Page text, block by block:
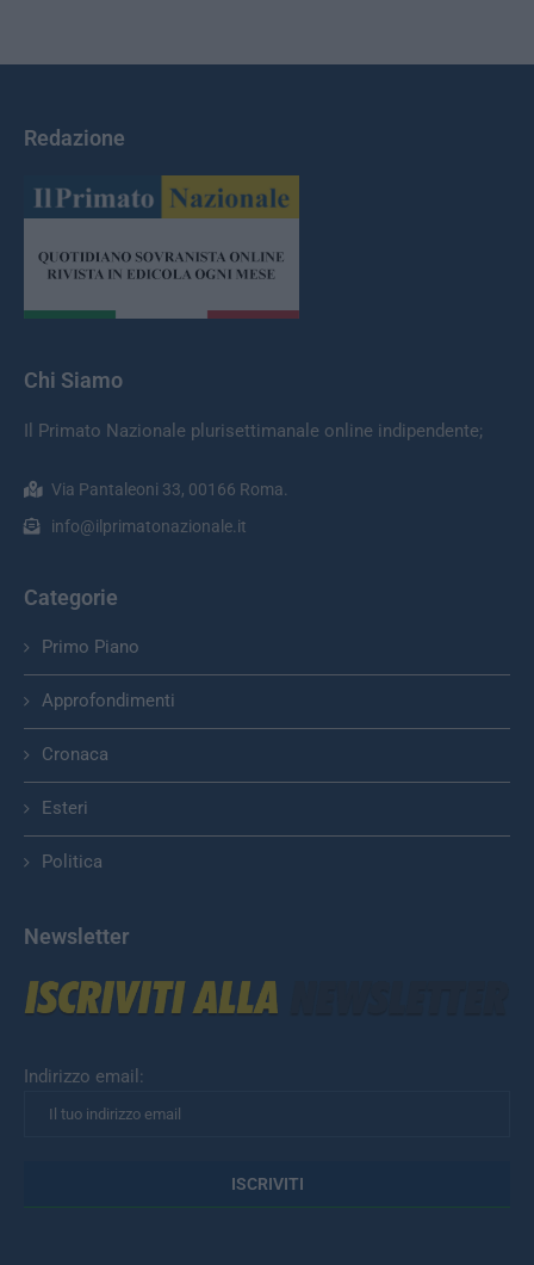
Redazione
Chi Siamo
Il Primato Nazionale plurisettimanale online indipendente;
Via Pantaleoni 33, 00166 Roma.
info@ilprimatonazionale.it
Categorie
Primo Piano
Approfondimenti
Cronaca
Esteri
Politica
Newsletter
Indirizzo email: